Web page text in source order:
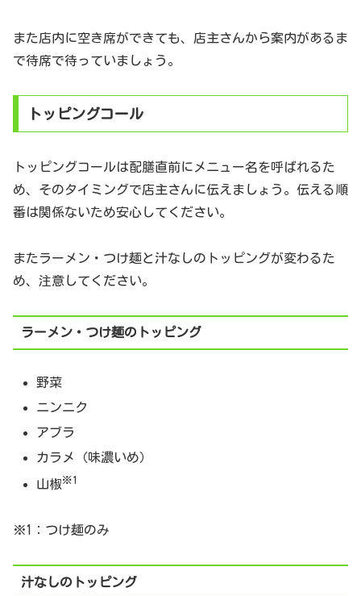
また店内に空き席ができても、店主さんから案内があるま
で待席で待っていましょう。
トッピングコール
トッピングコールは配膳直前にメニュー名を呼ばれるた
め、そのタイミングで店主さんに伝えましょう。伝える順
番は関係ないため安心してください。
またラーメン・つけ麺と汁なしのトッピングが変わるた
め、注意してください。
ラーメン・つけ麺のトッピング
野菜
ニンニク
アブラ
カラメ（味濃いめ）
山椒※1
※1：つけ麺のみ
汁なしのトッピング